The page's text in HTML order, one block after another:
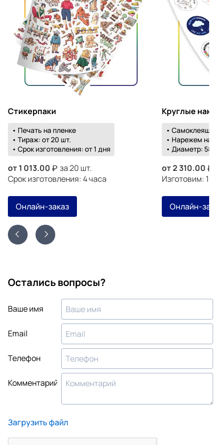
Стикерпаки
• Печать на пленке
• Тираж: от 20 шт.
• Срок изготовления: от 1 дня
от 1 013.00
за 20 шт.
Срок изготовления: 4 часа
Онлайн-заказ
Круглые
•
• Нарежем на
• Диаметр: 58-
от2 310.00
Изготовим: 19
Онлайн-
Остались вопросы?
Ваше имя
Email
Телефон
Комментарий
Загрузить файл